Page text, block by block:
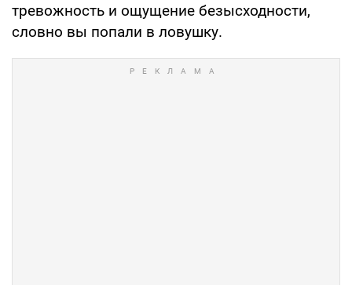
тревожность и ощущение безысходности,
словно вы попали в ловушку.